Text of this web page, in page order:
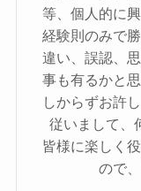
等、個人的に
経験則のみで
違い、誤認、
事も有るかと
しからずお許
従いまして、
皆様に楽しく
ので